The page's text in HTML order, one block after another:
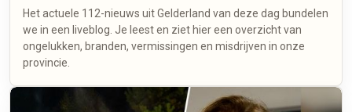
Het actuele 112-nieuws uit Gelderland van deze dag bundelen
we in een liveblog. Je leest en ziet hier een overzicht van
ongelukken, branden, vermissingen en misdrijven in onze
provincie.